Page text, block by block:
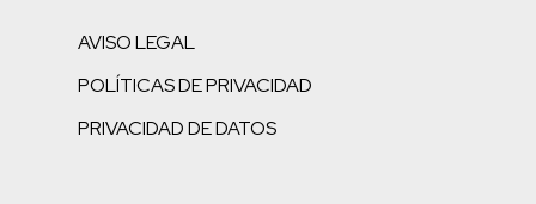
AVISO LEGAL
POLÍTICAS DE PRIVACIDAD
PRIVACIDAD DE DATOS